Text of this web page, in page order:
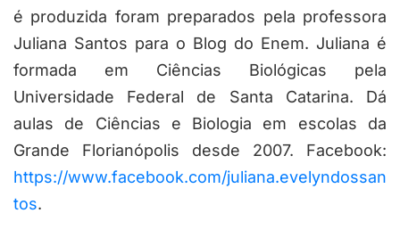
é produzida foram preparados pela professora
Juliana Santos para o Blog do Enem. Juliana é
formada em Ciências Biológicas pela
Universidade Federal de Santa Catarina. Dá
aulas de Ciências e Biologia em escolas da
Grande Florianópolis desde 2007. Facebook:
https://www.facebook.com/juliana.evelyndossan
tos.